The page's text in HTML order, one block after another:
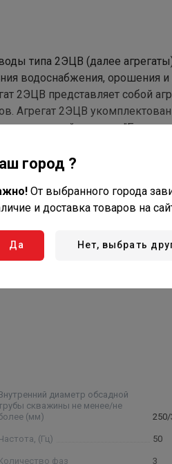
типа 2ЭЦВ (далее
водоснабжения, орошения и
2ЭЦВ представляет собой
Агрегат 2ЭЦВ
смесью. "Беличья
с общей минерализацией
до 30°С, массовой
хлоридов - не более
содержание) – не более
условного обозначения:
диаметр насоса в
нрк — нержавеющие
* - параметры будут
диаметр обсадной
скважины не менее/не
(мм)
250/
(Гц) 50
фаз 3
город ?
От выбранного города
и доставка товаров на
Да Нет, выбрать